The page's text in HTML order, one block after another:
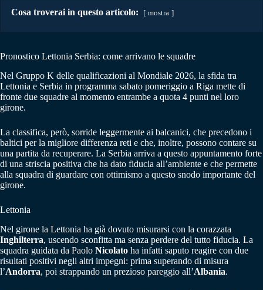
Cosa troverai in questo articolo: mostra
Pronostico Lettonia Serbia: come arrivano le squadre
Nel Gruppo K delle qualificazioni al Mondiale 2026, la sfida tra
Lettonia e Serbia in programma sabato pomeriggio a Riga mette di
fronte due squadre al momento entrambe a quota 4 punti nel loro
girone.
La classifica, però, sorride leggermente ai balcanici, che precedono i
baltici per la migliore differenza reti e che, inoltre, possono contare su
una partita da recuperare. La Serbia arriva a questo appuntamento forte
di una striscia positiva che ha dato fiducia all’ambiente e che permette
alla squadra di guardare con ottimismo a questo snodo importante del
girone.
Lettonia
Nel girone la Lettonia ha già dovuto misurarsi con la corazzata
Inghilterra, uscendo sconfitta ma senza perdere del tutto fiducia. La
squadra guidata da Paolo Nicolato ha infatti saputo reagire con due
risultati positivi negli altri impegni: prima superando di misura
l’Andorra, poi strappando un prezioso pareggio all’Albania.